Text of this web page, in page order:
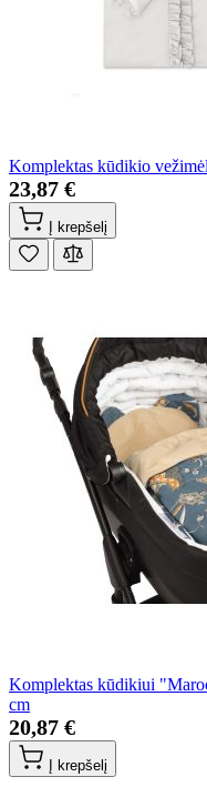
Komplektas kūdikio
23,87 €
Į krepšelį
Komplektas kūdikiui
cm
20,87 €
Į krepšelį